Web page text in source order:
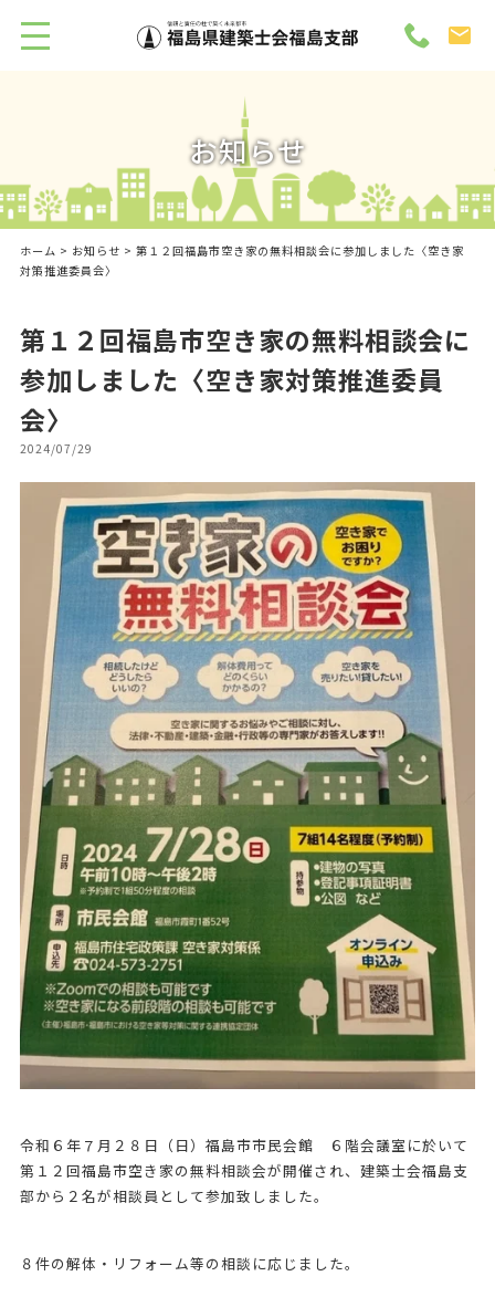
お知らせ
ホーム > お知らせ > 第１２回福島市空き家の無料相談会に参加しました〈空き家
対策推進委員会〉
第１２回福島市空き家の無料相談会に
参加しました〈空き家対策推進委員
会〉
2024/07/29
令和６年７月２８日（日）福島市市民会館 ６階会議室に於いて
第１２回福島市空き家の無料相談会が開催され、建築士会福島支
部から２名が相談員として参加致しました。
８件の解体・リフォーム等の相談に応じました。